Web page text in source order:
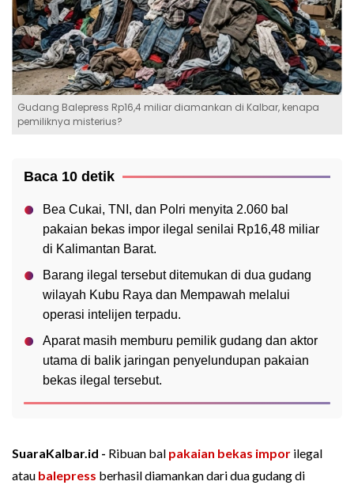
Gudang Balepress Rp16,4 miliar diamankan di Kalbar, kenapa
pemiliknya misterius?
Baca 10 detik
Bea Cukai, TNI, dan Polri menyita 2.060 bal
pakaian bekas impor ilegal senilai Rp16,48 miliar
di Kalimantan Barat.
Barang ilegal tersebut ditemukan di dua gudang
wilayah Kubu Raya dan Mempawah melalui
operasi intelijen terpadu.
Aparat masih memburu pemilik gudang dan aktor
utama di balik jaringan penyelundupan pakaian
bekas ilegal tersebut.
SuaraKalbar.id - Ribuan bal pakaian bekas impor ilegal
atau balepress berhasil diamankan dari dua gudang di